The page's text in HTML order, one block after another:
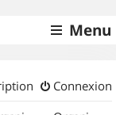
Menu
Connexion